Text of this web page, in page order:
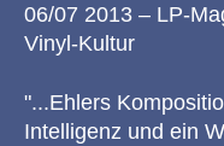
06/07 2013 – LP-
Vinyl-Kultur
"...Ehlers
Intelligenz und ein